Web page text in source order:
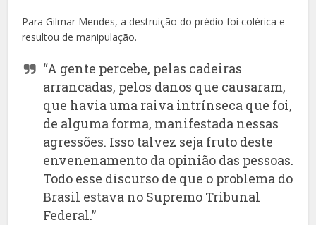
Para Gilmar Mendes, a destruição do prédio foi colérica e
resultou de manipulação.
“A gente percebe, pelas cadeiras
arrancadas, pelos danos que causaram,
que havia uma raiva intrínseca que foi,
de alguma forma, manifestada nessas
agressões. Isso talvez seja fruto deste
envenenamento da opinião das pessoas.
Todo esse discurso de que o problema do
Brasil estava no Supremo Tribunal
Federal.”